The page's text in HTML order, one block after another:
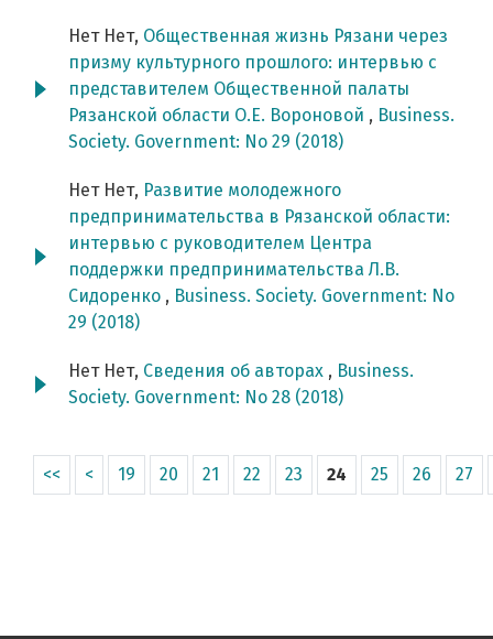
Нет Нет, Общественная жизнь Рязани через
призму культурного прошлого: интервью с
представителем Общественной палаты
Рязанской области О.Е. Вороновой , Business.
Society. Government: No 29 (2018)
Нет Нет, Развитие молодежного
предпринимательства в Рязанской области:
интервью с руководителем Центра
поддержки предпринимательства Л.В.
Сидоренко , Business. Society. Government: No
29 (2018)
Нет Нет, Сведения об авторах , Business.
Society. Government: No 28 (2018)
<< < 19 20 21 22 23 24 25 26 27